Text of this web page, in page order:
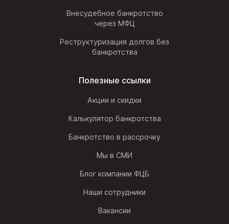
Внесудебное банкротство
через МФЦ
Реструктуризация долгов без
банкротства
Полезные ссылки
Акции и скидки
Калькулятор банкротства
Банкротство в рассрочку
Мы в СМИ
Блог компании ФЦБ
Наши сотрудники
Вакансии